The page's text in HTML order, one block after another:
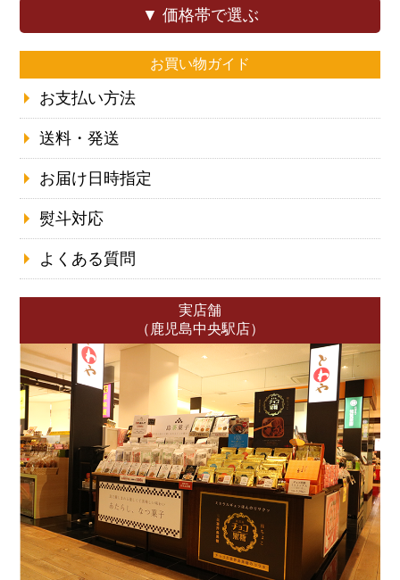
▼ 価格帯で選ぶ
お買い物ガイド
お支払い方法
送料・発送
お届け日時指定
熨斗対応
よくある質問
実店舗
（鹿児島中央駅店）